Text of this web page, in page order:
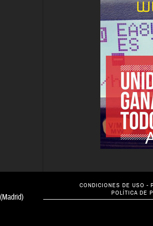
CONDICIONES DE USO -
POLÍTICA DE